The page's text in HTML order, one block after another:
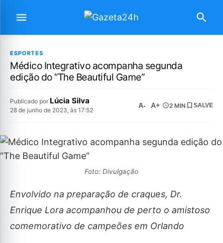
ESPORTES
Médico Integrativo acompanha segunda
edição do “The Beautiful Game”
Publicado por Lúcia Silva
28 de junho de 2023, às 17:52
A- A+ 2 MIN SALVE
Foto: Divulgação
Envolvido na preparação de craques, Dr.
Enrique Lora acompanhou de perto o amistoso
comemorativo de campeões em Orlando